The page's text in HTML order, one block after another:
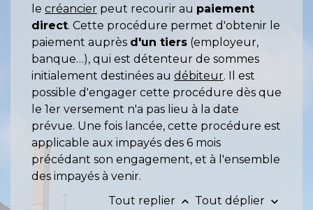
le créancier peut recourir au paiement
direct. Cette procédure permet d'obtenir le
paiement auprès d'un tiers (employeur,
banque…), qui est détenteur de sommes
initialement destinées au débiteur. Il est
possible d'engager cette procédure dès que
le 1er versement n'a pas lieu à la date
prévue. Une fois lancée, cette procédure est
applicable aux impayés des 6 mois
précédant son engagement, et à l'ensemble
des impayés à venir.
Tout replier keyboard_arrow_up Tout déplier keyboard_arrow_down